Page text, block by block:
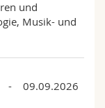
und
Musik- und
- 09.09.2026